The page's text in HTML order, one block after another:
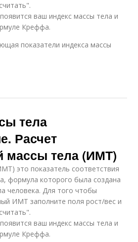
ваш индекс массы тела и
Креффа.
показатели индекса массы
тела
Расчет
массы тела (ИМТ)
это показатель соответствия
формула которого была создана
человека. Для того чтобы
ИМТ заполните поля рост/вес и
ваш индекс массы тела и
Креффа.